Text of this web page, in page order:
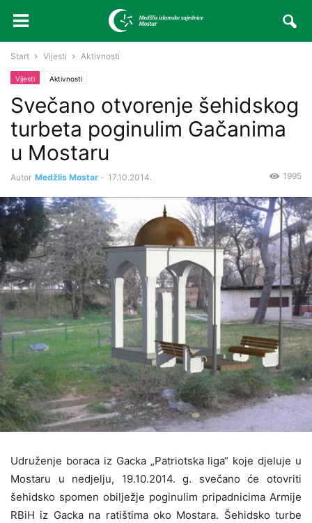
Start Vijesti Aktivnosti
Vijesti Aktivnosti
Svečano otvorenje šehidskog
turbeta poginulim Gačanima
u Mostaru
Autor Medžlis Mostar - 17.10.2014. 1995
Udruženje boraca iz Gacka „Patriotska liga“ koje djeluje u
Mostaru u nedjelju, 19.10.2014. g. svečano će otovriti
šehidsko spomen obilježje poginulim pripadnicima Armije
RBiH iz Gacka na ratištima oko Mostara. Šehidsko turbe